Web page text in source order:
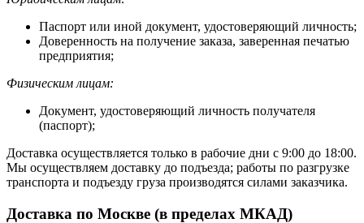
Паспорт или иной документ, удостоверяющий личность;
Доверенность на получение заказа, заверенная печатью
предприятия;
Физическим лицам:
Документ, удостоверяющий личность получателя
(паспорт);
Доставка осуществляется только в рабочие дни с 9:00 до 18:00.
Мы осуществляем доставку до подъезда; работы по разгрузке
транспорта и подъезду груза производятся силами заказчика.
Доставка по Москве (в пределах МКАД)